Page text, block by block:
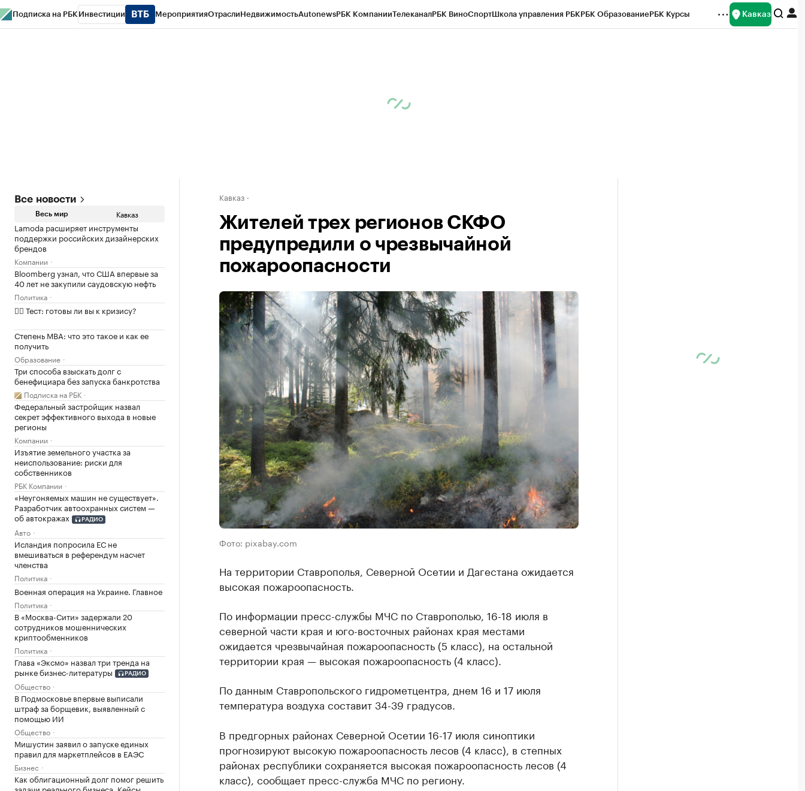
Подписка на РБК Инвестиции МероприятияОтраслиНедвижимостьAutonewsРБК КомпанииТелеканалРБК ВиноСпортШкола управления РБКРБК ОбразованиеРБК Курсы Кавказ
Все новости
Весь мир Кавказ
Lamoda расширяет инструменты
поддержки российских дизайнерских
брендов
Компании
Bloomberg узнал, что США впервые за
40 лет не закупили саудовскую нефть
Политика
✍🏻 Тест: готовы ли вы к кризису?
Степень MBA: что это такое и как ее
получить
Образование
Три способа взыскать долг с
бенефициара без запуска банкротства
Подписка на РБК
Федеральный застройщик назвал
секрет эффективного выхода в новые
регионы
Компании
Изъятие земельного участка за
неиспользование: риски для
собственников
РБК Компании
«Неугоняемых машин не существует».
Разработчик автоохранных систем —
об автокражах
РАДИО
Авто
Исландия попросила ЕС не
вмешиваться в референдум насчет
членства
Политика
Военная операция на Украине. Главное
Политика
В «Москва-Сити» задержали 20
сотрудников мошеннических
криптообменников
Политика
Глава «Эксмо» назвал три тренда на
рынке бизнес-литературы
РАДИО
Общество
В Подмосковье впервые выписали
штраф за борщевик, выявленный с
помощью ИИ
Общество
Мишустин заявил о запуске единых
правил для маркетплейсов в ЕАЭС
Бизнес
Как облигационный долг помог решить
Кавказ
Жителей трех регионов СКФО
предупредили о чрезвычайной
пожароопасности
Фото: pixabay.com
На территории Ставрополья, Северной Осетии и Дагестана ожидается
высокая пожароопасность.
По информации пресс-службы МЧС по Ставрополью, 16-18 июля в
северной части края и юго-восточных районах края местами
ожидается чрезвычайная пожароопасность (5 класс), на остальной
территории края — высокая пожароопасность (4 класс).
По данным Ставропольского гидрометцентра, днем 16 и 17 июля
температура воздуха составит 34-39 градусов.
В предгорных районах Северной Осетии 16-17 июля синоптики
прогнозируют высокую пожароопасность лесов (4 класс), в степных
районах республики сохраняется высокая пожароопасность лесов (4
класс), сообщает пресс-служба МЧС по региону.